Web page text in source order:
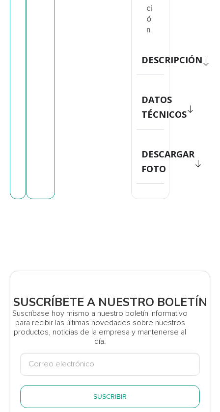
ci
ó
n
DESCRIPCIÓN
DATOS
TÉCNICOS
DESCARGAR
FOTO
SUSCRÍBETE A NUESTRO BOLETÍN
Suscríbase hoy mismo a nuestro boletín informativo
para recibir las últimas novedades sobre nuestros
productos, noticias de la empresa y mantenerse al
día.
SUSCRIBIR